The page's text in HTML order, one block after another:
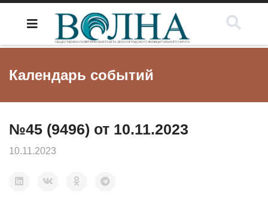
Календарь событий
№45 (9496) от 10.11.2023
10.11.2023